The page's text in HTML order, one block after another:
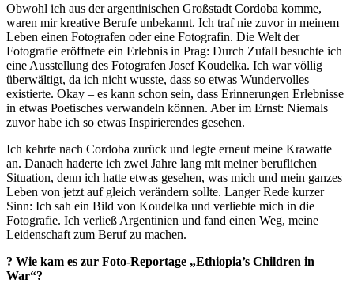
Obwohl ich aus der argentinischen Großstadt Cordoba komme,
waren mir kreative Berufe unbekannt. Ich traf nie zuvor in meinem
Leben einen Fotografen oder eine Fotografin. Die Welt der
Fotografie eröffnete ein Erlebnis in Prag: Durch Zufall besuchte ich
eine Ausstellung des Fotografen Josef Koudelka. Ich war völlig
überwältigt, da ich nicht wusste, dass so etwas Wundervolles
existierte. Okay – es kann schon sein, dass Erinnerungen Erlebnisse
in etwas Poetisches verwandeln können. Aber im Ernst: Niemals
zuvor habe ich so etwas Inspirierendes gesehen.
Ich kehrte nach Cordoba zurück und legte erneut meine Krawatte
an. Danach haderte ich zwei Jahre lang mit meiner beruflichen
Situation, denn ich hatte etwas gesehen, was mich und mein ganzes
Leben von jetzt auf gleich verändern sollte. Langer Rede kurzer
Sinn: Ich sah ein Bild von Koudelka und verliebte mich in die
Fotografie. Ich verließ Argentinien und fand einen Weg, meine
Leidenschaft zum Beruf zu machen.
? Wie kam es zur Foto-Reportage „Ethiopia’s Children in
War“?